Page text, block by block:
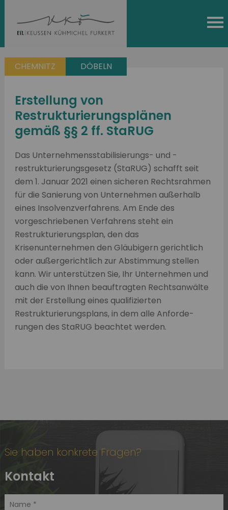
CHEMNITZ DÖBELN
Erstellung von
Restrukturierungsplänen
gemäß §§ 2 ff. StaRUG
Das Unternehmensstabilisierungs- und -
restrukturierungsgesetz (StaRUG) schafft seit
dem 1. Januar 2021 einen sicheren Rechtsrahmen
für die Sanierung von Unternehmen außerhalb
eines Insolvenzverfahrens. Am Ende des
vorgeschriebenen Verfahrens steht ein
Restrukturierungsplan, den das
Krisenunternehmen den Gläubigern gerichtlich
oder außergerichtlich zur Abstimmung stellen
kann. Wir unterstützen Sie, Ihr Unternehmen und
auch die von Ihnen beauftragten Rechtsanwälte
mit der Erstellung eines qualifizierten
Restrukturierungsplans, in dem alle Anforde­
rungen des StaRUG beachtet werden.
Sie haben konkrete Fragen?
Kontakt